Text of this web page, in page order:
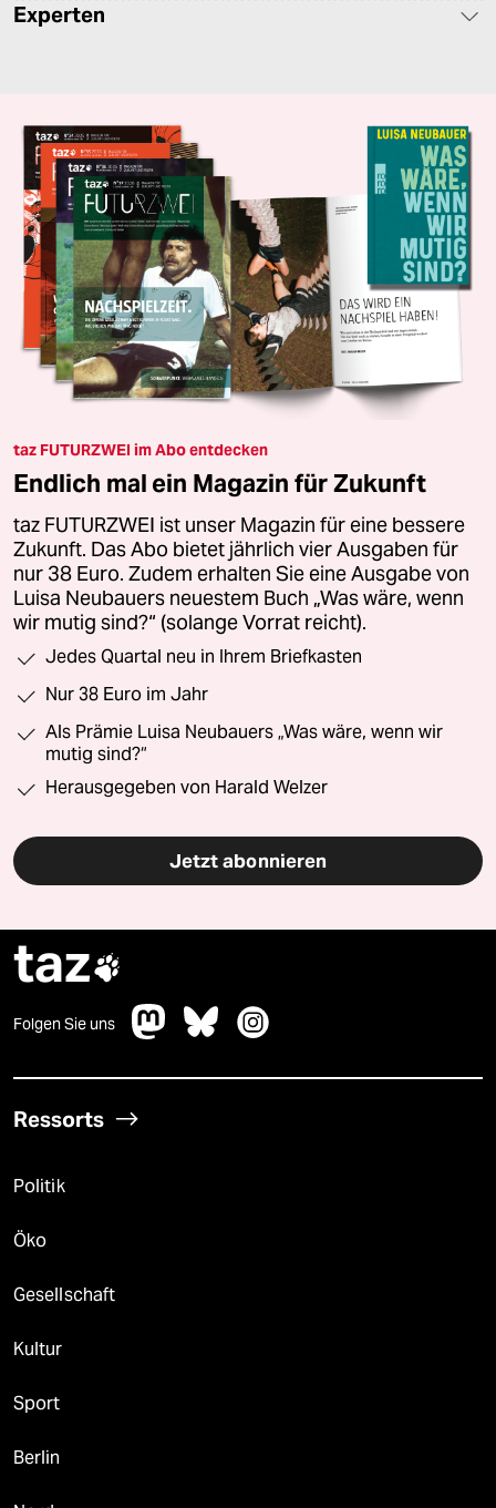
Experten
taz FUTURZWEI im Abo entdecken
Endlich mal ein Magazin für Zukunft
taz FUTURZWEI ist unser Magazin für eine bessere
Zukunft. Das Abo bietet jährlich vier Ausgaben für
nur 38 Euro. Zudem erhalten Sie eine Ausgabe von
Luisa Neubauers neuestem Buch „Was wäre, wenn
wir mutig sind?“ (solange Vorrat reicht).
Jedes Quartal neu in Ihrem Briefkasten
Nur 38 Euro im Jahr
Als Prämie Luisa Neubauers „Was wäre, wenn wir
mutig sind?“
Herausgegeben von Harald Welzer
Jetzt abonnieren
taz
Folgen Sie uns
Ressorts
Politik
Öko
Gesellschaft
Kultur
Sport
Berlin